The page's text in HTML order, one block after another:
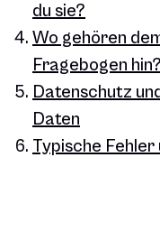
du sie?
Wo gehören
Fragebogen hin?
Datenschutz
Daten
Typische Fehler